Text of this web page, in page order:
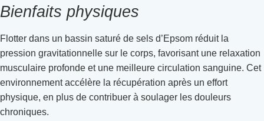
Bienfaits physiques
Flotter dans un bassin saturé de sels d’Epsom réduit la
pression gravitationnelle sur le corps, favorisant une relaxation
musculaire profonde et une meilleure circulation sanguine. Cet
environnement accélère la récupération après un effort
physique, en plus de contribuer à soulager les douleurs
chroniques.